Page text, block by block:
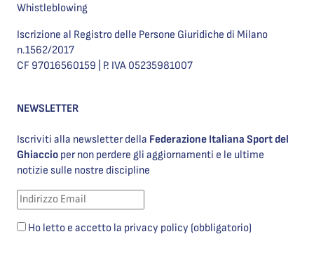
Whistleblowing
Iscrizione al Registro delle Persone Giuridiche di Milano
n.1562/2017
CF 97016560159 | P. IVA 05235981007
NEWSLETTER
Iscriviti alla newsletter della Federazione Italiana Sport del
Ghiaccio per non perdere gli aggiornamenti e le ultime
notizie sulle nostre discipline
Ho letto e accetto la privacy policy (obbligatorio)